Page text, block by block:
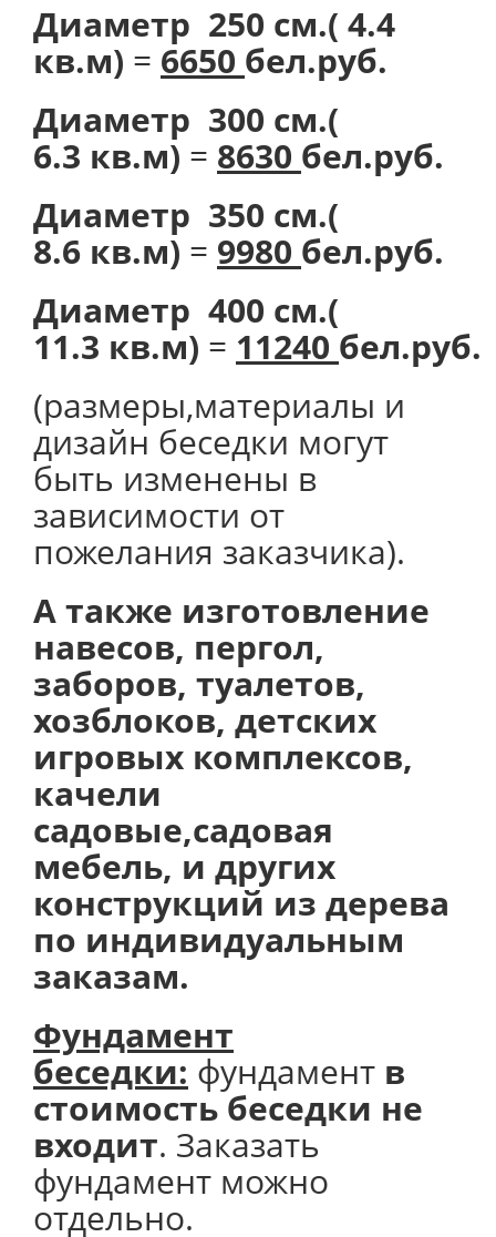
Диаметр 250 см.( 4.4
кв.м) = 6650 бел.руб.
Диаметр 300 см.(
6.3 кв.м) = 8630 бел.руб.
Диаметр 350 см.(
8.6 кв.м) = 9980 бел.руб.
Диаметр 400 см.(
11.3 кв.м) = 11240 бел.руб.
(размеры,материалы и
дизайн беседки могут
быть изменены в
зависимости от
пожелания заказчика).
А также изготовление
навесов, пергол,
заборов, туалетов,
хозблоков, детских
игровых комплексов,
качели
садовые,садовая
мебель, и других
конструкций из дерева
по индивидуальным
заказам.
Фундамент
беседки: фундамент в
стоимость беседки не
входит. Заказать
фундамент можно
отдельно.